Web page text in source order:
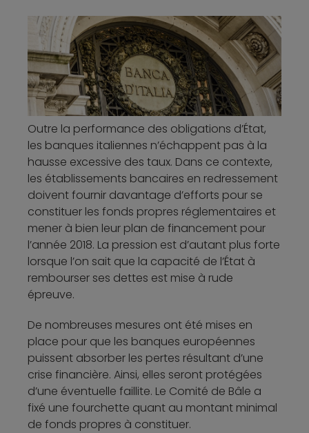
Outre la performance des obligations d’État,
les banques italiennes n’échappent pas à la
hausse excessive des taux. Dans ce contexte,
les établissements bancaires en redressement
doivent fournir davantage d’efforts pour se
constituer les fonds propres réglementaires et
mener à bien leur plan de financement pour
l’année 2018. La pression est d’autant plus forte
lorsque l’on sait que la capacité de l’État à
rembourser ses dettes est mise à rude
épreuve.
De nombreuses mesures ont été mises en
place pour que les banques européennes
puissent absorber les pertes résultant d’une
crise financière. Ainsi, elles seront protégées
d’une éventuelle faillite. Le Comité de Bâle a
fixé une fourchette quant au montant minimal
de fonds propres à constituer.